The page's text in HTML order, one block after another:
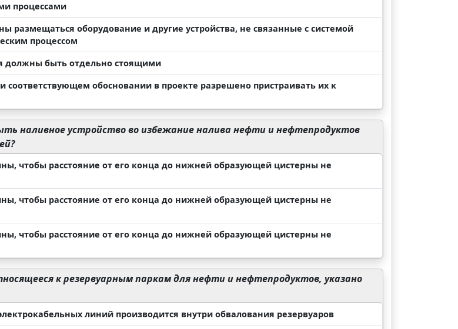
процессами
размещаться оборудование и другие устройства, не связанные с системой
процессом
должны быть отдельно стоящими
соответствующем обосновании в проекте разрешено пристраивать их к
наливное устройство во избежание налива нефти и нефтепродуктов
чтобы расстояние от его конца до нижней образующей цистерны не
чтобы расстояние от его конца до нижней образующей цистерны не
чтобы расстояние от его конца до нижней образующей цистерны не
к резервуарным паркам для нефти и нефтепродуктов, указано
линий производится внутри обвалования резервуаров